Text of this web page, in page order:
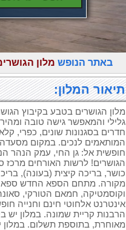
באתר הנופש מלון
תיאור המלון:
מלון הגושרים בטבע בקיבוץ
המותאמים לנכים. במקום מסעדה
חופשית אל: גן החי, עמק הנהר
הגושרים! לרשות האורחים מרכז
כושר, בריכה קיצית (בעונה),
מקורה. מתחם הספא החדש ספא
וקוסמטיקה, חמאם הטורקי,
אינטרנט אלחוטי חינם וחנייה
מאוחרת, בתוספת תשלום.